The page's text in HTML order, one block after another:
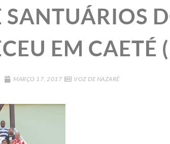
SANTUÁRIOS
EM CAETÉ
MARÇO 17, 2017 VOZ DE NAZARÉ